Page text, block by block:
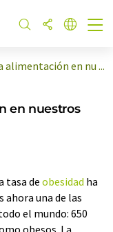
alimentación en nu ...
en nuestros
tasa de obesidad ha
una de las
el mundo: 650
obesos. La